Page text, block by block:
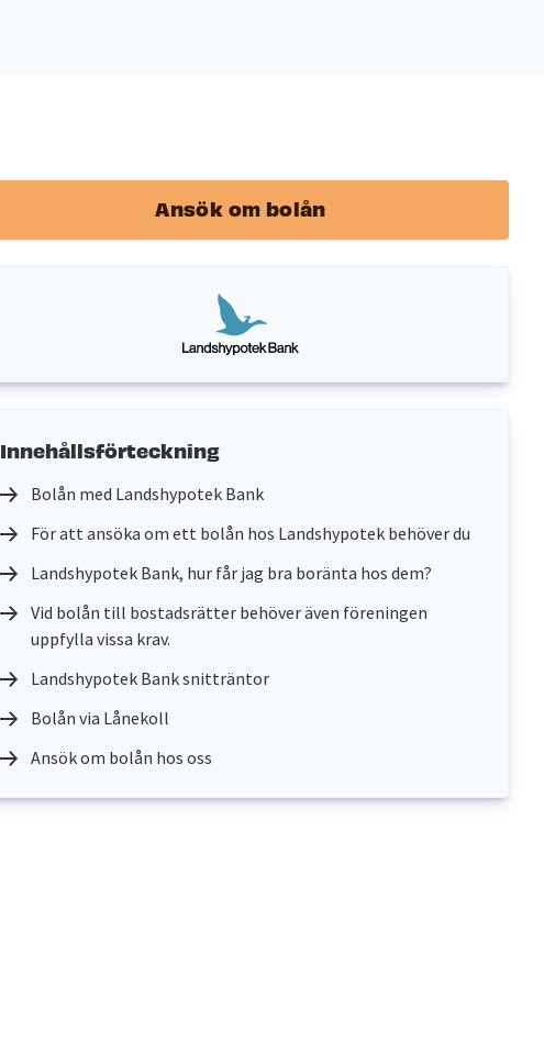
Ansök om bolån
Innehållsförteckning
Bolån med Landshypotek Bank
För att ansöka om ett bolån hos Landshypotek behöver du
Landshypotek Bank, hur får jag bra boränta hos dem?
Vid bolån till bostadsrätter behöver även föreningen
uppfylla vissa krav.
Landshypotek Bank snitträntor
Bolån via Lånekoll
Ansök om bolån hos oss